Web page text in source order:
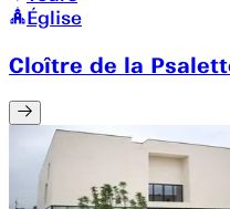
Église
Cloître de la